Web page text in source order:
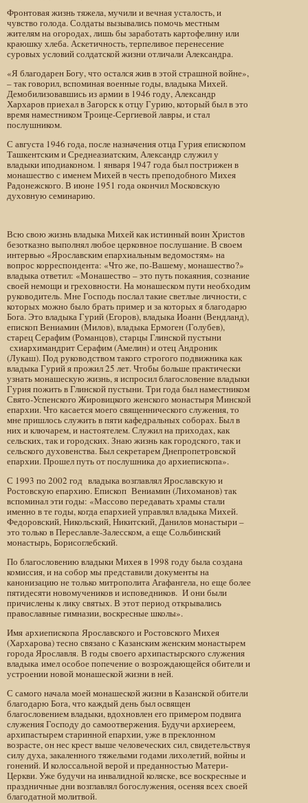
Фронтовая жизнь тяжела, мучили и вечная усталость, и
чувство голода. Солдаты вызывались помочь местным
жителям на огородах, лишь бы заработать картофелину или
краюшку хлеба. Аскетичность, терпеливое перенесение
суровых условий солдатской жизни отличали Александра.
«Я благодарен Богу, что остался жив в этой страшной войне»,
– так говорил, вспоминая военные годы, владыка Михей.
Демобилизовавшись из армии в 1946 году, Александр
Хархаров приехал в Загорск к отцу Гурию, который был в это
время наместником Троице-Сергиевой лавры, и стал
послушником.
С августа 1946 года, после назначения отца Гурия епископом
Ташкентским и Среднеазиатским, Александр служил у
владыки иподиаконом. 1 января 1947 года был пострижен в
монашество с именем Михей в честь преподобного Михея
Радонежского. В июне 1951 года окончил Московскую
духовную семинарию.
Всю свою жизнь владыка Михей как истинный воин Христов
безотказно выполнял любое церковное послушание. В своем
интервью «Ярославским епархиальным ведомостям» на
вопрос корреспондента: «Что же, по-Вашему, монашество?»
владыка ответил: «Монашество – это путь покаяния, сознание
своей немощи и греховности. На монашеском пути необходим
руководитель. Мне Господь послал такие светлые личности, с
которых можно было брать пример и за которых я благодарю
Бога. Это владыка Гурий (Егоров), владыка Иоанн (Вендланд),
епископ Вениамин (Милов), владыка Ермоген (Голубев),
старец Серафим (Романцов), старцы Глинской пустыни
схиархимандрит Серафим (Амелин) и отец Андроник
(Лукаш). Под руководством такого строгого подвижника как
владыка Гурий я прожил 25 лет. Чтобы больше практически
узнать монашескую жизнь, я испросил благословение владыки
Гурия пожить в Глинской пустыни. Три года был наместником
Свято-Успенского Жировицкого женского монастыря Минской
епархии. Что касается моего священнического служения, то
мне пришлось служить в пяти кафедральных соборах. Был в
них и ключарем, и настоятелем. Служил на приходах, как
сельских, так и городских. Знаю жизнь как городского, так и
сельского духовенства. Был секретарем Днепропетровской
епархии. Прошел путь от послушника до архиепископа».
С 1993 по 2002 год владыка возглавлял Ярославскую и
Ростовскую епархию. Епископ Вениамин (Лихоманов) так
вспоминал эти годы: «Массово передавать храмы стали
именно в те годы, когда епархией управлял владыка Михей.
Федоровский, Никольский, Никитский, Данилов монастыри –
это только в Переславле-Залесском, а еще Сольбинский
монастырь, Борисоглебский.
По благословению владыки Михея в 1998 году была создана
комиссия, и на собор мы представили документы на
канонизацию не только митрополита Агафангела, но еще более
пятидесяти новомучеников и исповедников. И они были
причислены к лику святых. В этот период открывались
православные гимназии, воскресные школы».
Имя архиепископа Ярославского и Ростовского Михея
(Хархарова) тесно связано с Казанским женским монастырем
города Ярославля. В годы своего архипастырского служения
владыка имел особое попечение о возрождающейся обители и
устроении новой монашеской жизни в ней.
С самого начала моей монашеской жизни в Казанской обители
благодарю Бога, что каждый день был освящен
благословением владыки, вдохновлен его примером подвига
служения Господу до самоотвержения. Будучи архиереем,
архипастырем старинной епархии, уже в преклонном
возрасте, он нес крест выше человеческих сил, свидетельствуя
силу духа, закаленного тяжелыми годами лихолетий, войны и
гонений. И колоссальной верой и преданностью Матери-
Церкви. Уже будучи на инвалидной коляске, все воскресные и
праздничные дни возглавлял богослужения, осеняя всех своей
благодатной молитвой.